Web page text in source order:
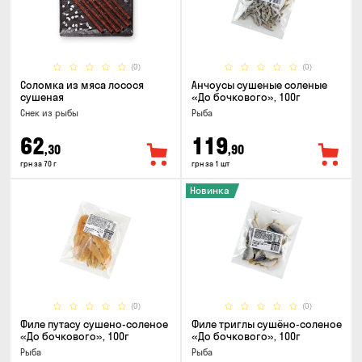
(0)
Соломка из мяса лосося
сушеная
Снек из рыбы
62,30
грн за 70 г
(0)
Анчоусы сушеные соленые
«До бочкового», 100г
Рыба
119,90
грн за 1 шт
(0)
Филе путасу сушено-соленое
«До бочкового», 100г
Рыба
(0)
Новинка
Филе триглы сушёно-соленое
«До бочкового», 100г
Рыба